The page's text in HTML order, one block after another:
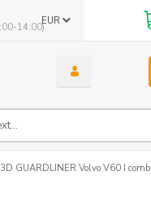
EUR
14:00)
GUARDLINER Volvo V60 I